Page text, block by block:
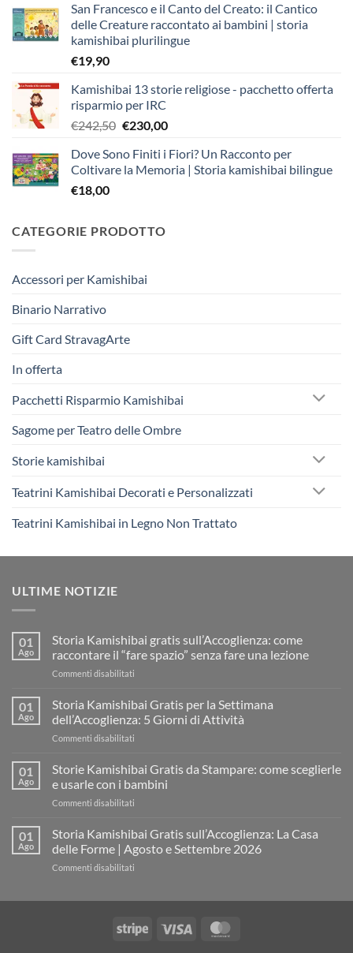
San Francesco e il Canto del Creato: il Cantico
delle Creature raccontato ai bambini | storia
kamishibai plurilingue
€19,90
Kamishibai 13 storie religiose - pacchetto offerta
risparmio per IRC
€242,50 Il
originale
era:
€230,00Il
attuale
è:
Dove Sono Finiti i Fiori? Un Racconto per
Coltivare la Memoria | Storia kamishibai bilingue
€18,00
CATEGORIE PRODOTTO
Accessori per Kamishibai
Binario Narrativo
Gift Card StravagArte
In offerta
Pacchetti Risparmio Kamishibai
Sagome per Teatro delle Ombre
Storie kamishibai
Teatrini Kamishibai Decorati e Personalizzati
Teatrini Kamishibai in Legno Non Trattato
ULTIME NOTIZIE
01
Ago
Storia Kamishibai gratis sull’Accoglienza: come
raccontare il “fare spazio” senza fare una lezione
Commenti disabilitati
Kamishibai
gratis
sull’Accoglienza:
il
“fare
una
lezione
01
Ago
Storia Kamishibai Gratis per la Settimana
dell’Accoglienza: 5 Giorni di Attività
Commenti disabilitati
Kamishibai
Gratis
per
dell’Accoglienza:
Giorni
01
Ago
Storie Kamishibai Gratis da Stampare: come sceglierle
e usarle con i bambini
Commenti disabilitati
Kamishibai
Gratis
da
usarle
con
01
Ago
Storia Kamishibai Gratis sull’Accoglienza: La Casa
delle Forme | Agosto e Settembre 2026
Commenti disabilitati
La Stripe Visa